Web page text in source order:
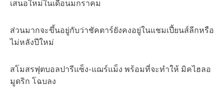
เสนอใหม่ในเดือนมกราคม
ส่วนมากจะขึ้นอยู่กับว่าชัคตาร์ยังคงอยู่ในแชมเปี้ยนส์ลีกหรือ
ไม่หลังปีใหม่
สโมสรฟุตบอลปารีแซ็ง-แฌร์แม็ง พร้อมที่จะทำให้ มิคไฮลอ
มูดริก โฉบลง